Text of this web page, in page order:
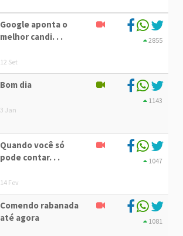
Google aponta o
melhor candi. . .
12 Set
2855
Bom dia
3 Jan
1143
Quando você só
pode contar. . .
14 Fev
1047
Comendo rabanada
até agora
1081